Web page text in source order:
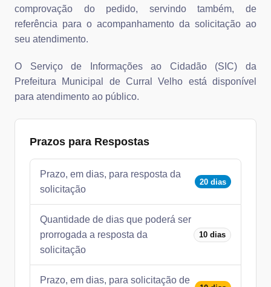
comprovação do pedido, servindo também, de
referência para o acompanhamento da solicitação ao
seu atendimento.
O Serviço de Informações ao Cidadão (SIC) da
Prefeitura Municipal de Curral Velho está disponível
para atendimento ao público.
Prazos para Respostas
Prazo, em dias, para resposta da
solicitação
20 dias
Quantidade de dias que poderá ser
prorrogada a resposta da
solicitação
10 dias
Prazo, em dias, para solicitação de